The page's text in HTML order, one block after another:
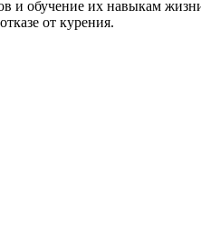
обучение их навыкам жизни
от курения.